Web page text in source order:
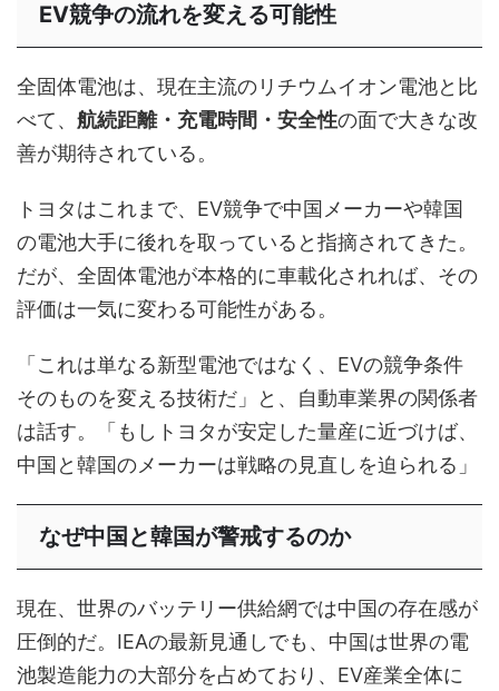
EV競争の流れを変える可能性
全固体電池は、現在主流のリチウムイオン電池と比
べて、 航続距離・充電時間・安全性の面で大きな改
善が期待されている。
トヨタはこれまで、EV競争で中国メーカーや韓国
の電池大手に後れを取っていると指摘されてきた。
だが、全固体電池が本格的に車載化されれば、その
評価は一気に変わる可能性がある。
「これは単なる新型電池ではなく、EVの競争条件
そのものを変える技術だ」と、自動車業界の関係者
は話す。「もしトヨタが安定した量産に近づけば、
中国と韓国のメーカーは戦略の見直しを迫られる」
なぜ中国と韓国が警戒するのか
現在、世界のバッテリー供給網では中国の存在感が
圧倒的だ。IEAの最新見通しでも、中国は世界の電
池製造能力の大部分を占めており、EV産業全体に